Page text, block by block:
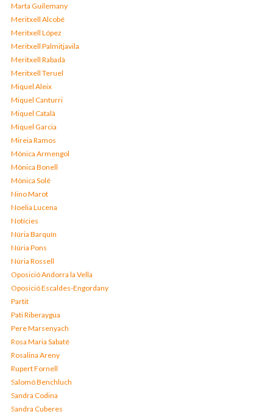
Marta Guilemany
Meritxell Alcobé
Meritxell López
Meritxell Palmitjavila
Meritxell Rabadà
Meritxell Teruel
Miquel Aleix
Miquel Canturri
Miquel Català
Miquel Garcia
Mireia Ramos
Mònica Armengol
Mònica Bonell
Mònica Solé
Nino Marot
Noelia Lucena
Notícies
Núria Barquín
Núria Pons
Núria Rossell
Oposició Andorra la Vella
Oposició Escaldes-Engordany
Partit
Pati Riberaygua
Pere Marsenyach
Rosa Maria Sabaté
Rosalina Areny
Rupert Fornell
Salomó Benchluch
Sandra Codina
Sandra Cuberes